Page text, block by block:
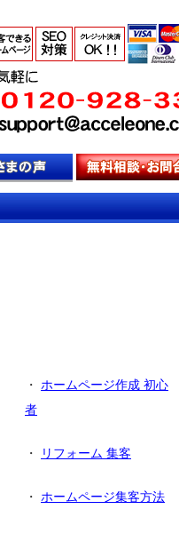
・ ホームページ作成 初心
者
・ リフォーム 集客
・ ホームページ集客方法